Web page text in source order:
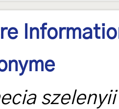
szelenyii